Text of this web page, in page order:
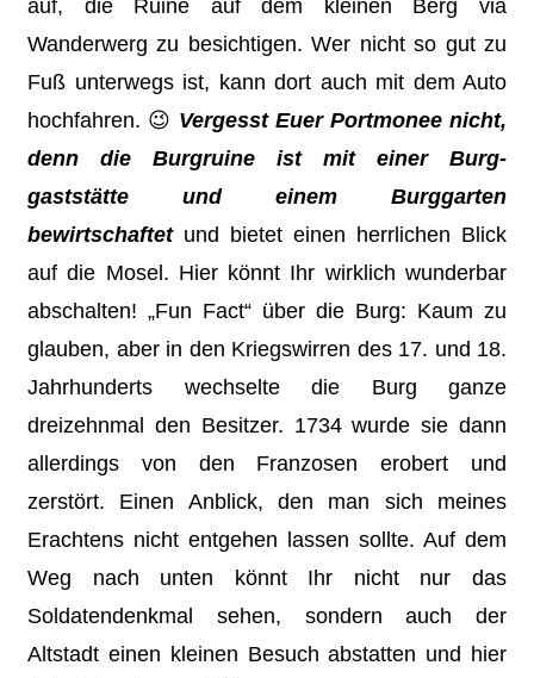
auf, die Ruine auf dem kleinen Berg via
Wanderwerg zu besichtigen. Wer nicht so gut zu
Fuß unterwegs ist, kann dort auch mit dem Auto
hochfahren. 😉 Vergesst Euer Portmonee nicht,
denn die Burgruine ist mit einer Burg­
gaststätte und einem Burggarten
bewirtschaftetund bietet einen herrlichen Blick
auf die Mosel. Hier könnt Ihr wirklich wunderbar
abschalten! „Fun Fact“ über die Burg: Kaum zu
glauben, aber in den Kriegswirren des 17. und 18.
Jahrhunderts wechselte die Burg ganze
dreizehnmal den Besitzer. 1734 wurde sie dann
allerdings von den Franzosen erobert und
zerstört. Einen Anblick, den man sich meines
Erachtens nicht entgehen lassen sollte. Auf dem
Weg nach unten könnt Ihr nicht nur das
Soldatendenkmal sehen, sondern auch der
Altstadt einen kleinen Besuch abstatten und hier